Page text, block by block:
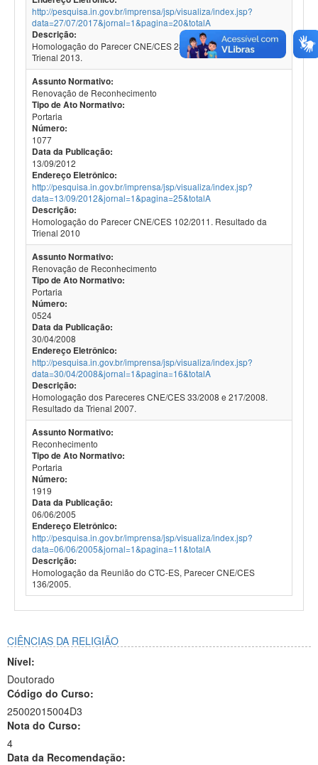
http://pesquisa.in.gov.br/imprensa/jsp/visualiza/index.jsp?
data=27/07/2017&jornal=1&pagina=20&totalA
Descrição:
Homologação do Parecer CNE/CES 288/2015. Resultado da
Trienal 2013.
Assunto Normativo:
Renovação de Reconhecimento
Tipo de Ato Normativo:
Portaria
Número:
1077
Data da Publicação:
13/09/2012
Endereço Eletrônico:
http://pesquisa.in.gov.br/imprensa/jsp/visualiza/index.jsp?
data=13/09/2012&jornal=1&pagina=25&totalA
Descrição:
Homologação do Parecer CNE/CES 102/2011. Resultado da
Trienal 2010
Assunto Normativo:
Renovação de Reconhecimento
Tipo de Ato Normativo:
Portaria
Número:
0524
Data da Publicação:
30/04/2008
Endereço Eletrônico:
http://pesquisa.in.gov.br/imprensa/jsp/visualiza/index.jsp?
data=30/04/2008&jornal=1&pagina=16&totalA
Descrição:
Homologação dos Pareceres CNE/CES 33/2008 e 217/2008.
Resultado da Trienal 2007.
Assunto Normativo:
Reconhecimento
Tipo de Ato Normativo:
Portaria
Número:
1919
Data da Publicação:
06/06/2005
Endereço Eletrônico:
http://pesquisa.in.gov.br/imprensa/jsp/visualiza/index.jsp?
data=06/06/2005&jornal=1&pagina=11&totalA
Descrição:
Homologação da Reunião do CTC-ES, Parecer CNE/CES
136/2005.
CIÊNCIAS DA RELIGIÃO
Nível:
Doutorado
Código do Curso:
25002015004D3
Nota do Curso:
4
Data da Recomendação: